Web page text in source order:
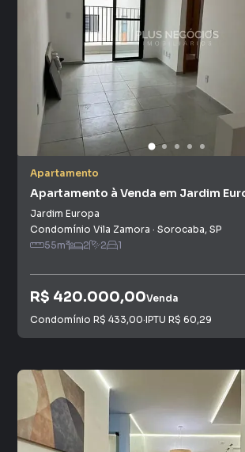
Apartamento
Apartamento à Venda em Jardim
Jardim Europa
Condomínio Vila Zamora · Sorocaba, SP
55m² 2 2 1
R$ 420.000,00Venda
Condomínio R$ 433,00·IPTU R$ 60,29